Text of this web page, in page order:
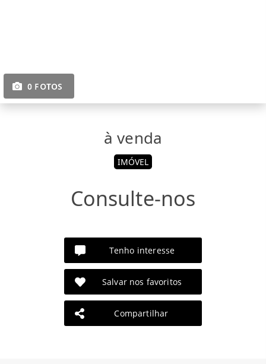
0 FOTOS
à venda
IMÓVEL
Consulte-nos
Tenho interesse
Salvar nos favoritos
Compartilhar